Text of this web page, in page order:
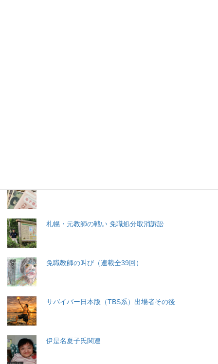
札幌・元教師の戦い 免職処分取消訴訟
免職教師の叫び（連載全39回）
サバイバー日本版（TBS系）出場者その後
伊是名夏子氏関連